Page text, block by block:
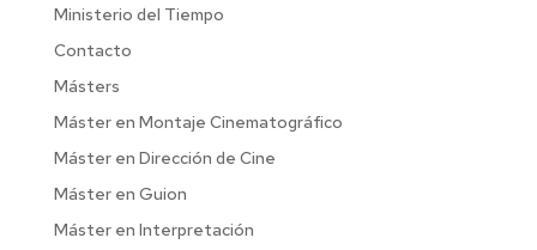
Ministerio del Tiempo
Contacto
Másters
Máster en Montaje Cinematográfico
Máster en Dirección de Cine
Máster en Guion
Máster en Interpretación